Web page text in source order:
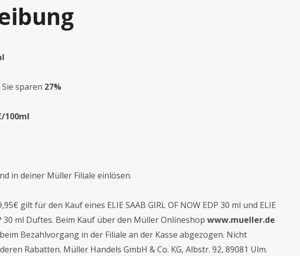
Sie sparen 27%
100ml
in deiner Müller Filiale einlösen.
gilt für den Kauf eines ELIE SAAB GIRL OF NOW EDP 30 ml und ELIE
30 ml Duftes. Beim Kauf über den Müller Onlineshop www.mueller.de
Bezahlvorgang in der Filiale an der Kasse abgezogen. Nicht
Rabatten. Müller Handels GmbH & Co. KG, Albstr. 92, 89081 Ulm.